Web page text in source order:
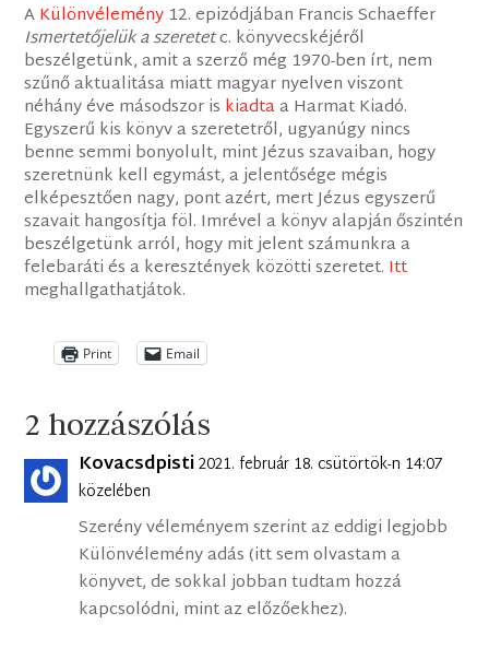
AKülönvélemény 12. epizódjában Francis Schaeffer
Ismertetőjelük a szeretetc. könyvecskéjéről
beszélgetünk, amit a szerző még 1970-ben írt, nem
szűnő aktualitása miatt magyar nyelven viszont
néhány éve másodszor is kiadtaa Harmat Kiadó.
Egyszerű kis könyv a szeretetről, ugyanúgy nincs
benne semmi bonyolult, mint Jézus szavaiban, hogy
szeretnünk kell egymást, a jelentősége mégis
elképesztően nagy, pont azért, mert Jézus egyszerű
szavait hangosítja föl. Imrével a könyv alapján őszintén
beszélgetünk arról, hogy mit jelent számunkra a
felebaráti és a keresztények közötti szeretet. Itt
meghallgathatjátok.
Print Email
2 hozzászólás
Kovacsdpisti2021. február 18. csütörtök-n 14:07
közelében
Szerény véleményem szerint az eddigi legjobb
Különvélemény adás (itt sem olvastam a
könyvet, de sokkal jobban tudtam hozzá
kapcsolódni, mint az előzőekhez).